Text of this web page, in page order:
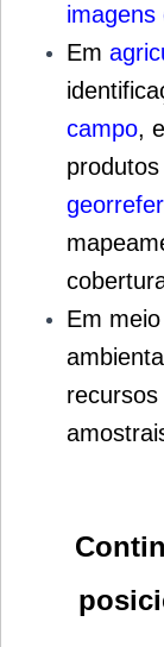
imagens
Em
campo,
Em